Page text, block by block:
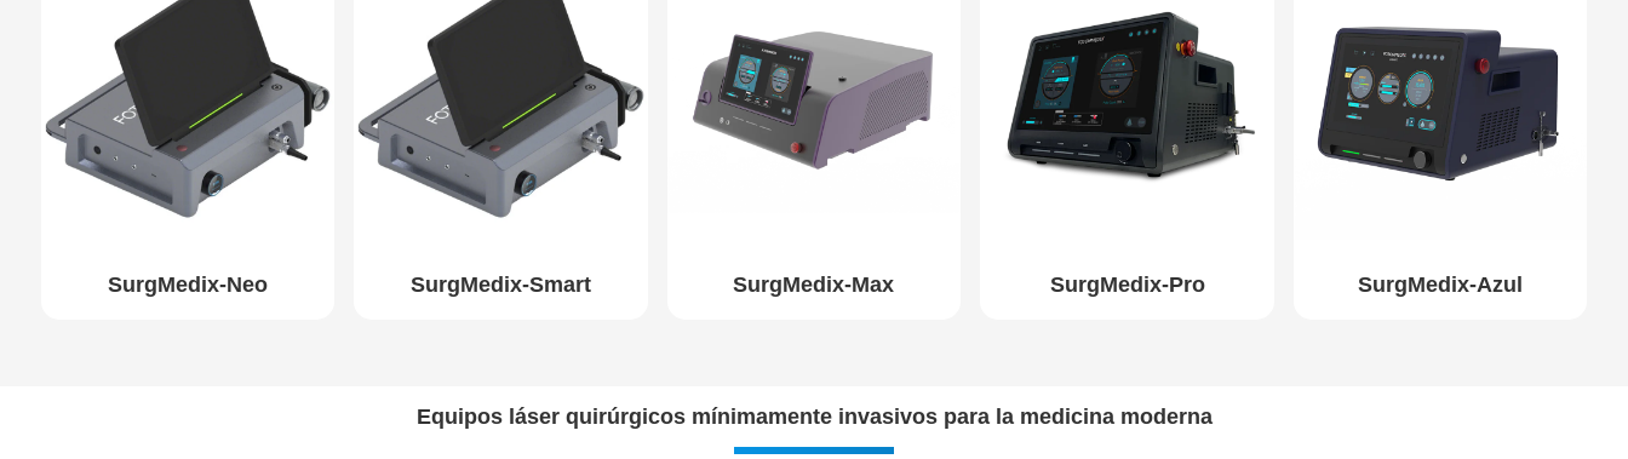
SurgMedix-Neo SurgMedix-Smart SurgMedix-Max SurgMedix-Pro SurgMedix-Azul
Equipos láser quirúrgicos mínimamente invasivos para la medicina moderna